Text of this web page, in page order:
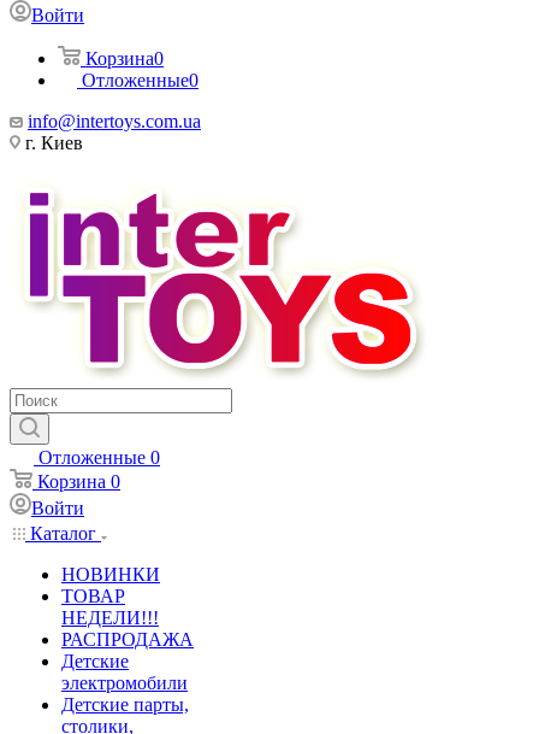
Войти
Корзина0
Отложенные0
info@intertoys.com.ua
г. Киев
Отложенные 0
Корзина 0
Войти
Каталог
НОВИНКИ
ТОВАР
НЕДЕЛИ!!!
РАСПРОДАЖА
Детские
электромобили
Детские парты,
столики,